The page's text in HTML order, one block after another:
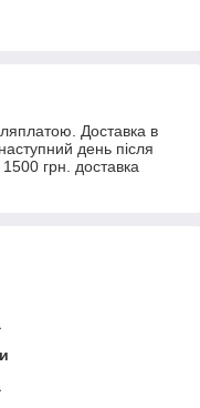
Доставка в
день після
грн. доставка